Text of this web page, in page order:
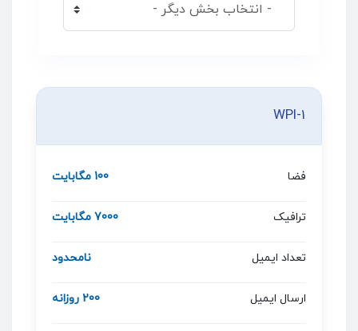
WPI-1
100 مگابایت فضا
7000 مگابایت ترافیک
نامحدود تعداد ایمیل
200 روزانه ارسال ایمیل